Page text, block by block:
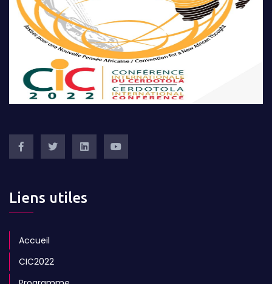
Liens utiles
Accueil
CIC2022